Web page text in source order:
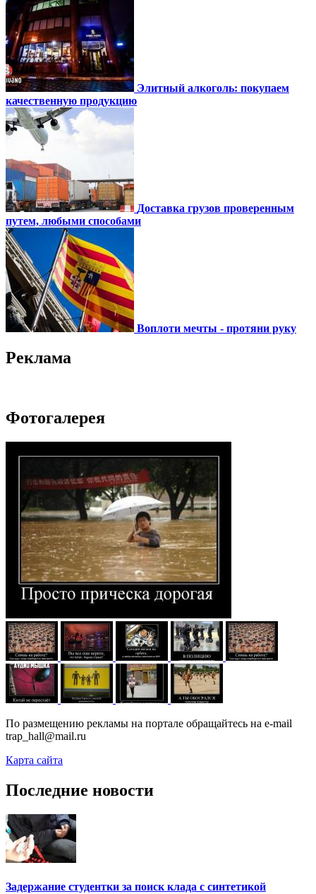
Элитный алкоголь: покупаем
качественную продукцию
Доставка грузов проверенным
путем, любыми способами
Воплоти мечты - протяни руку
Реклама
Фотогалерея
По размещению рекламы на портале обращайтесь на e-mail
trap_hall@mail.ru
Карта сайта
Последние новости
Задержание студентки за поиск клада с синтетикой